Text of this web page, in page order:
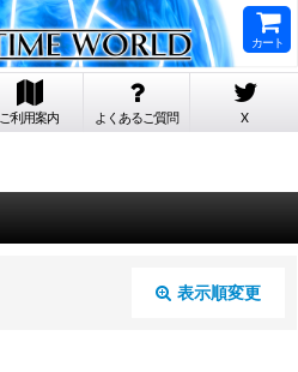
カート
ご利用案内 よくあるご質問 X
表示順変更